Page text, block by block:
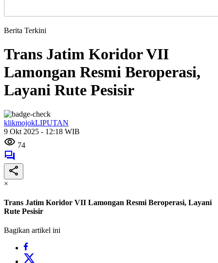
Berita Terkini
Trans Jatim Koridor VII
Lamongan Resmi Beroperasi,
Layani Rute Pesisir
klikmojokLIPUTAN
9 Okt 2025 - 12:18 WIB
74
×
Trans Jatim Koridor VII Lamongan Resmi Beroperasi, Layani
Rute Pesisir
Bagikan artikel ini